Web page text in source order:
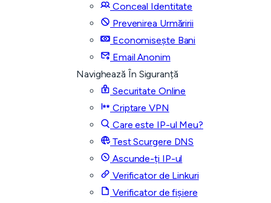
Conceal Identitate
Prevenirea Urmăririi
Economisește Bani
Email Anonim
Navighează În Siguranță
Securitate Online
Criptare VPN
Care este IP-ul Meu?
Test Scurgere DNS
Ascunde-ți IP-ul
Verificator de Linkuri
Verificator de fișiere